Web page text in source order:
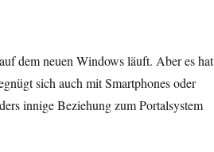
dem neuen Windows läuft. Aber es hat
sich auch mit Smartphones oder
innige Beziehung zum Portalsystem